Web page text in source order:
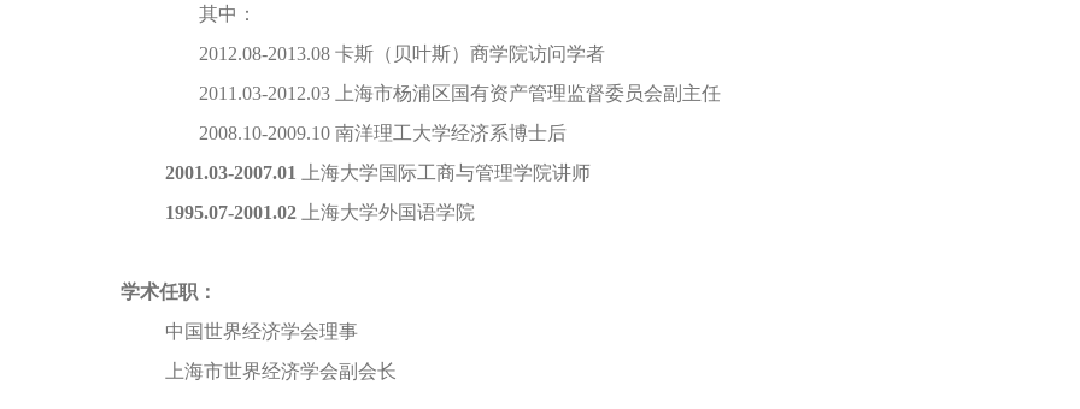
其中：
2012.08-2013.08卡斯（贝叶斯）商学院访问学者
2011.03-2012.03
上海市杨浦区国有资产管理监督委员会副主任
2008.10-2009.10南洋理工大学经济系博士后
2001.03-2007.01
上海大学国际工商与管理学院讲师
1995.07-2001.02 上海大学外国语学院
学术任职：
中国世界经济学会理事
上海市世界经济学会副会长